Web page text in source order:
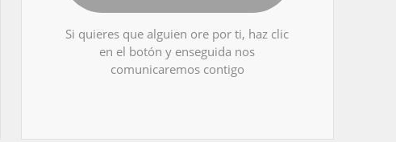
Si quieres que alguien ore por ti, haz clic
en el botón y enseguida nos
comunicaremos contigo